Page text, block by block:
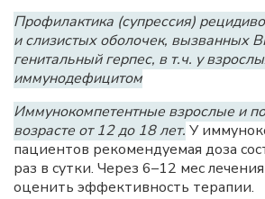
Профилактика (супрессия)
и слизистых оболочек, вызванных
генитальный герпес, в т.ч. у
иммунодефицитом
Иммунокомпетентные взрослые и
возрасте от 12 до 18 лет. У
пациентов рекомендуемая доза
раз в сутки. Через 6–12 мес
оценить эффективность терапии.